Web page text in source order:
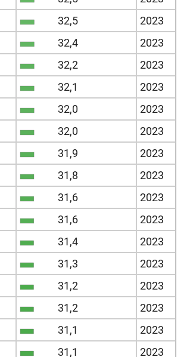
32,5
2023
32,4
2023
32,2
2023
32,1
2023
32,0
2023
32,0
2023
31,9
2023
31,8
2023
31,6
2023
31,6
2023
31,4
2023
31,3
2023
31,2
2023
31,2
2023
31,1
2023
31,1
2023